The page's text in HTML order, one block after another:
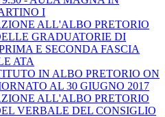
I
ALL'ALBO PRETORIO
GRADUATORIE DI
E SECONDA FASCIA
ATA
IN ALBO PRETORIO ON
AL 30 GIUGNO 2017
ALL'ALBO PRETORIO
VERBALE DEL CONSIGLIO